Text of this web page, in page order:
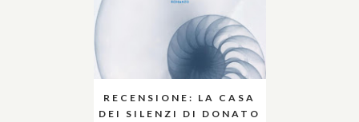
RECENSIONE: LA CASA
DEI SILENZI DI DONATO